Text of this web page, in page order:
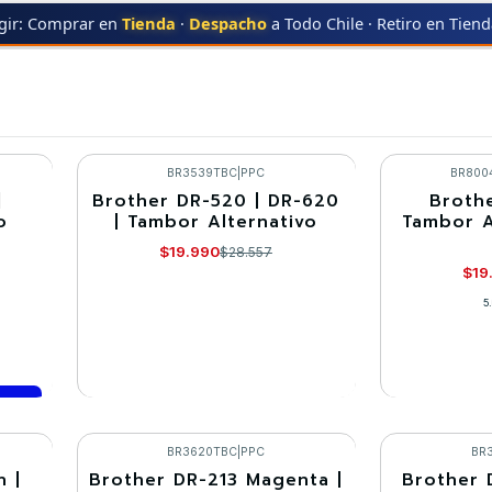
Comprar en Tienda · Despacho a Todo Chile · Retiro en
Insumos BROTHER
-30%
BR3539TBC| PPC
Brother DR-520 | DR-620
| Tambor Alternativo
$19.990$28.557
VER DETALLES
-30%
Tambor
| -30%
BR3620TBC| PPC
Brother DR-213 Magenta | -30%
Brother